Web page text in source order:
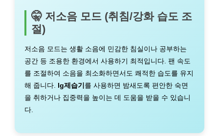
🤫 저소음 모드 (취침/강화 습도 조
절)
저소음 모드는 생활 소음에 민감한 침실이나 공부하는
공간 등 조용한 환경에서 사용하기 최적입니다. 팬 속도
를 조절하여 소음을 최소화하면서도 쾌적한 습도를 유지
해 줍니다. lg제습기를 사용하면 밤새도록 편안한 숙면
을 취하거나 집중력을 높이는 데 도움을 받을 수 있습니
다.